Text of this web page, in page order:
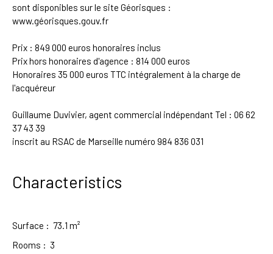
sont disponibles sur le site Géorisques :
www.géorisques.gouv.fr
Prix : 849 000 euros honoraires inclus
Prix hors honoraires d'agence : 814 000 euros
Honoraires 35 000 euros TTC intégralement à la charge de
l'acquéreur
Guillaume Duvivier, agent commercial indépendant Tel : 06 62
37 43 39
inscrit au RSAC de Marseille numéro 984 836 031
Characteristics
Surface : 73.1 m²
Rooms : 3